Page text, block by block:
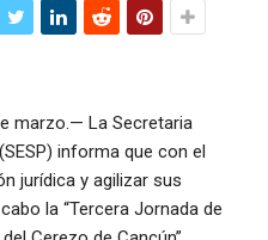
marzo.— La Secretaria
informa que con el
jurídica y agilizar sus
la “Tercera Jornada de